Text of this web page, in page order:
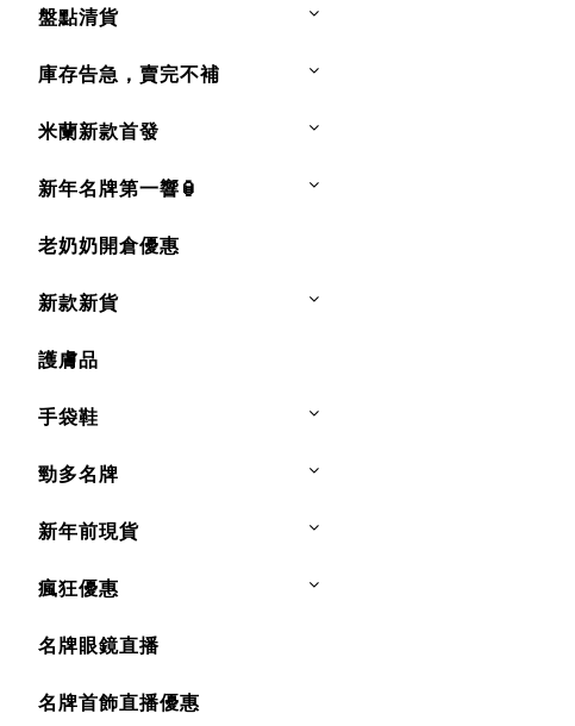
盤點清貨
庫存告急，賣完不補
米蘭新款首發
新年名牌第一響🏮
老奶奶開倉優惠
新款新貨
護膚品
手袋鞋
勁多名牌
新年前現貨
瘋狂優惠
名牌眼鏡直播
名牌首飾直播優惠